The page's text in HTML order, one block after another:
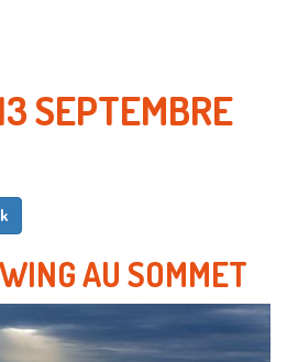
SEPTEMBRE
AU SOMMET